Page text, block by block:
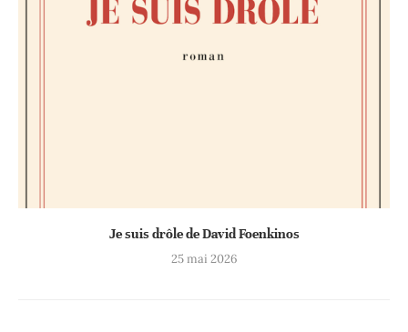
Je suis drôle de David Foenkinos
25 mai 2026